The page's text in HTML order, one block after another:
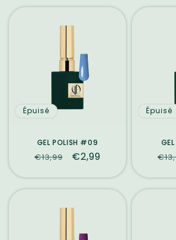
Épuisé
GEL POLISH #09
Prix
€13,99
Prix
promotionnel
€2,99
Épuisé
Prix